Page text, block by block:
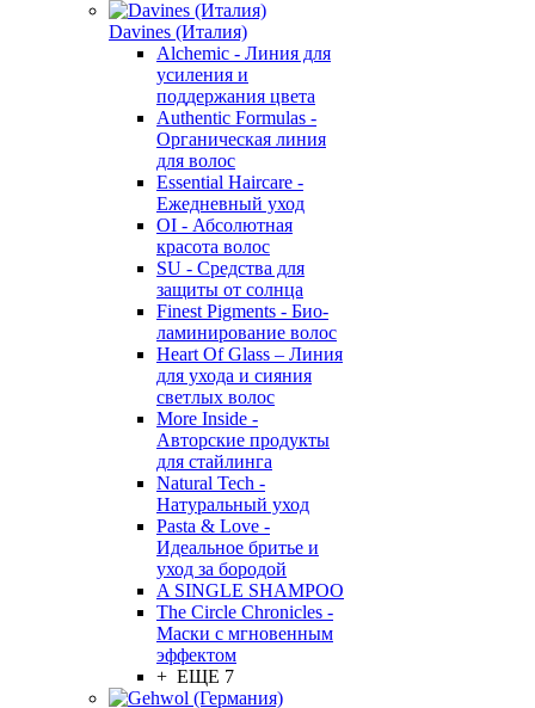
Davines (Италия)
Alchemic - Линия для
усиления и
поддержания цвета
Authentic Formulas -
Органическая линия
для волос
Essential Haircare -
Eжедневный уход
OI - Абсолютная
красота волос
SU - Средства для
защиты от солнца
Finest Pigments - Био-
ламинирование волос
Heart Of Glass – Линия
для ухода и сияния
светлых волос
More Inside -
Авторские продукты
для стайлинга
Natural Tech -
Натуральный уход
Pasta & Love -
Идеальное бритье и
уход за бородой
A SINGLE SHAMPOO
The Circle Chronicles -
Маски с мгновенным
эффектом
+ ЕЩЕ 7